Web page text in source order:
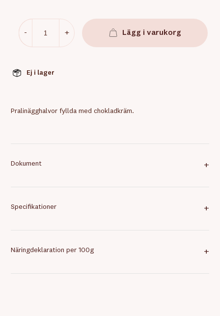
- + Lägg i varukorg
Ej i lager
Pralinägghalvor fyllda med chokladkräm.
Dokument +
Specifikationer +
Näringdeklaration per 100g +